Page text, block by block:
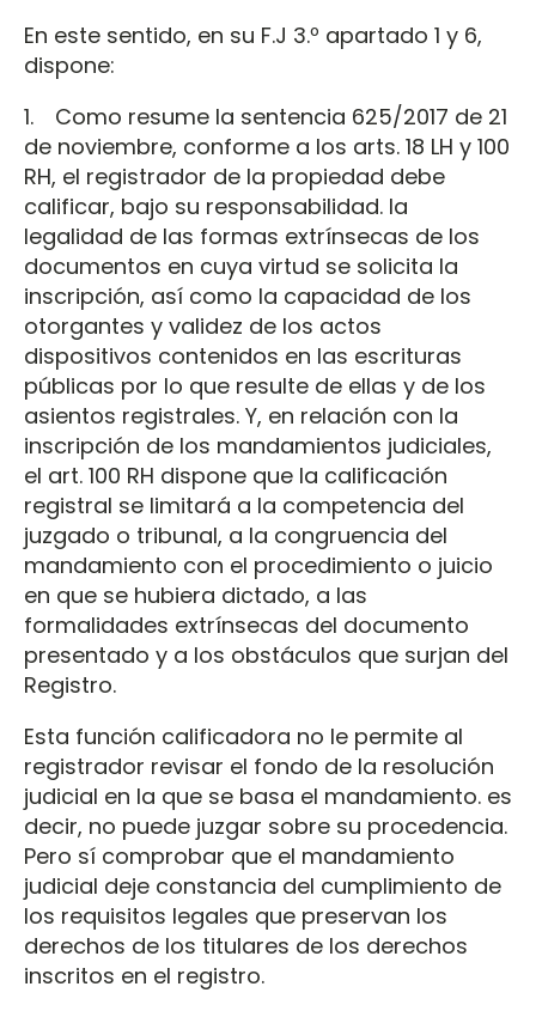
En este sentido, en su F.J 3.º apartado 1 y 6,
dispone:
1. Como resume la sentencia 625/2017 de 21
de noviembre, conforme a los arts. 18 LH y 100
RH, el registrador de la propiedad debe
calificar, bajo su responsabilidad. la
legalidad de las formas extrínsecas de los
documentos en cuya virtud se solicita la
inscripción, así como la capacidad de los
otorgantes y validez de los actos
dispositivos contenidos en las escrituras
públicas por lo que resulte de ellas y de los
asientos registrales. Y, en relación con la
inscripción de los mandamientos judiciales,
el art. 100 RH dispone que la calificación
registral se limitará a la competencia del
juzgado o tribunal, a la congruencia del
mandamiento con el procedimiento o juicio
en que se hubiera dictado, a las
formalidades extrínsecas del documento
presentado y a los obstáculos que surjan del
Registro.
Esta función calificadora no le permite al
registrador revisar el fondo de la resolución
judicial en la que se basa el mandamiento. es
decir, no puede juzgar sobre su procedencia.
Pero sí comprobar que el mandamiento
judicial deje constancia del cumplimiento de
los requisitos legales que preservan los
derechos de los titulares de los derechos
inscritos en el registro.